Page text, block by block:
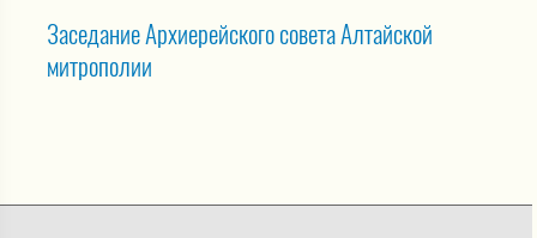
Заседание Архиерейского совета Алтайской
митрополии